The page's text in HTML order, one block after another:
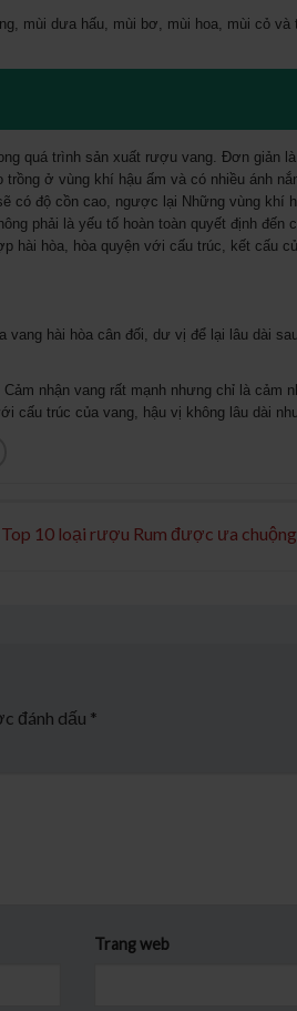
mùi dưa hấu, mùi bơ, mùi hoa, mùi cỏ
quá trình sản xuất rượu vang. Đơn giản
ở vùng khí hậu ấm và có nhiều ánh
có độ cồn cao, ngược lại Những vùng khí
phải là yếu tố hoàn toàn quyết định đến
hài hòa, hòa quyện với cấu trúc, kết cấu
hài hòa cân đối, dư vị để lại lâu dài
nhận vang rất mạnh nhưng chỉ là cảm
cấu trúc của vang, hậu vị không lâu dài
Top 10 loại rượu Rum được ưa
đánh dấu *
Trang web